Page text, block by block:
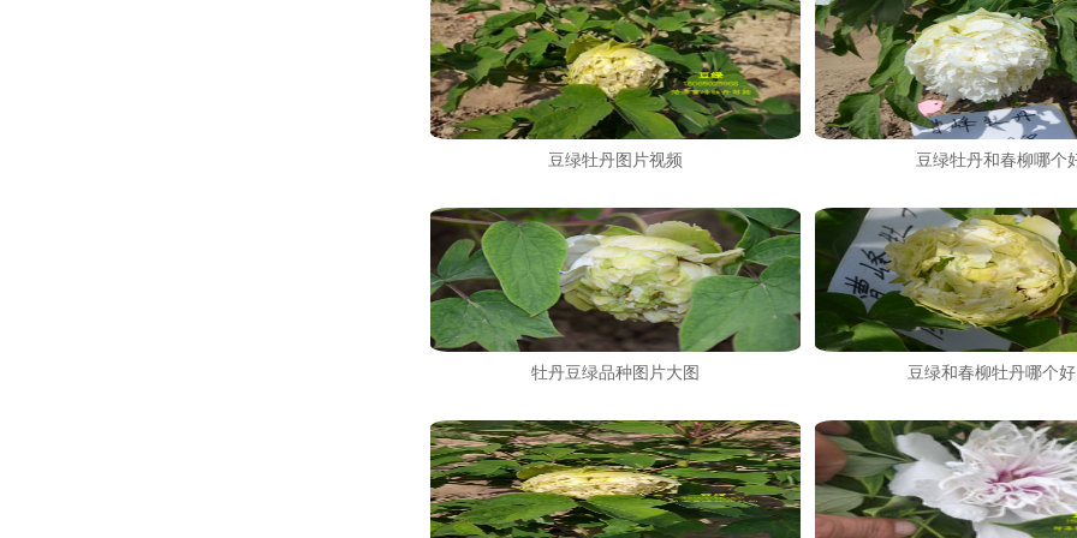
豆绿牡丹图片视频 豆绿牡丹和春柳哪个
牡丹豆绿品种图片大图 豆绿和春柳牡丹哪个